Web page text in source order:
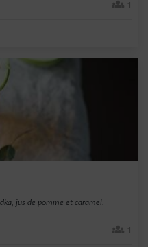
1
jus de pomme et caramel.
1